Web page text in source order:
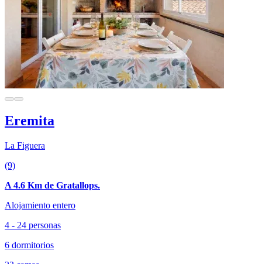
Eremita
La Figuera
(9)
A 4.6 Km de Gratallops.
Alojamiento entero
4 - 24 personas
6 dormitorios